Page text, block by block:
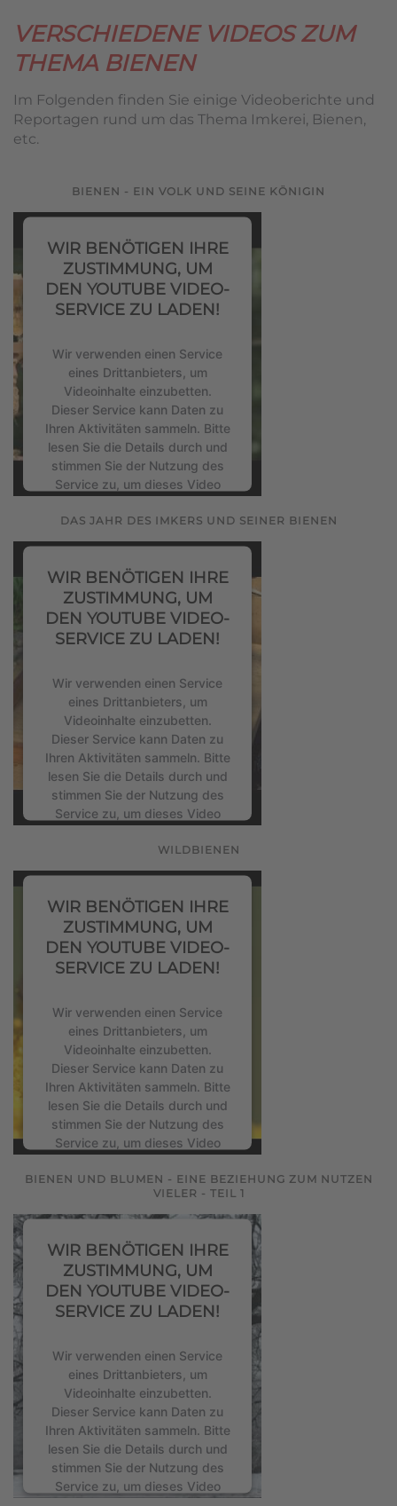
VERSCHIEDENE VIDEOS ZUM
THEMA BIENEN
Im Folgenden finden Sie einige Videoberichte und
Reportagen rund um das Thema Imkerei, Bienen,
etc.
BIENEN - EIN VOLK UND SEINE KÖNIGIN
WIR BENÖTIGEN IHRE
ZUSTIMMUNG, UM
DEN YOUTUBE VIDEO-
SERVICE ZU LADEN!
Wir verwenden einen Service
eines Drittanbieters, um
Videoinhalte einzubetten.
Dieser Service kann Daten zu
Ihren Aktivitäten sammeln. Bitte
lesen Sie die Details durch und
stimmen Sie der Nutzung des
Service zu, um dieses Video
Mehr Informationen
Akzeptieren
powered byUsercentrics
Consent Management Platform
DAS JAHR DES IMKERS UND SEINER BIENEN
WIR BENÖTIGEN IHRE
ZUSTIMMUNG, UM
DEN YOUTUBE VIDEO-
SERVICE ZU LADEN!
Wir verwenden einen Service
eines Drittanbieters, um
Videoinhalte einzubetten.
Dieser Service kann Daten zu
Ihren Aktivitäten sammeln. Bitte
lesen Sie die Details durch und
stimmen Sie der Nutzung des
Service zu, um dieses Video
Mehr Informationen
Akzeptieren
powered byUsercentrics
Consent Management Platform
WILDBIENEN
WIR BENÖTIGEN IHRE
ZUSTIMMUNG, UM
DEN YOUTUBE VIDEO-
SERVICE ZU LADEN!
Wir verwenden einen Service
eines Drittanbieters, um
Videoinhalte einzubetten.
Dieser Service kann Daten zu
Ihren Aktivitäten sammeln. Bitte
lesen Sie die Details durch und
stimmen Sie der Nutzung des
Service zu, um dieses Video
Akzeptieren
powered by Usercentrics
Consent Management Platform
& eRecht24
BIENEN UND BLUMEN - EINE BEZIEHUNG ZUM NUTZEN
VIELER - TEIL 1
WIR BENÖTIGEN IHRE
ZUSTIMMUNG, UM
DEN YOUTUBE VIDEO-
SERVICE ZU LADEN!
Wir verwenden einen Service
eines Drittanbieters, um
Videoinhalte einzubetten.
Dieser Service kann Daten zu
Ihren Aktivitäten sammeln. Bitte
lesen Sie die Details durch und
stimmen Sie der Nutzung des
Service zu, um dieses Video